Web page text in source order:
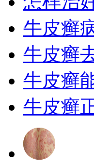
牛皮癣
牛皮癣
牛皮癣
牛皮癣